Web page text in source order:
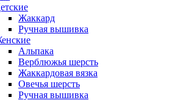
Жаккард
Ручная вышивка
Альпака
Верблюжья шерсть
Жаккардовая вязка
Овечья шерсть
Ручная вышивка